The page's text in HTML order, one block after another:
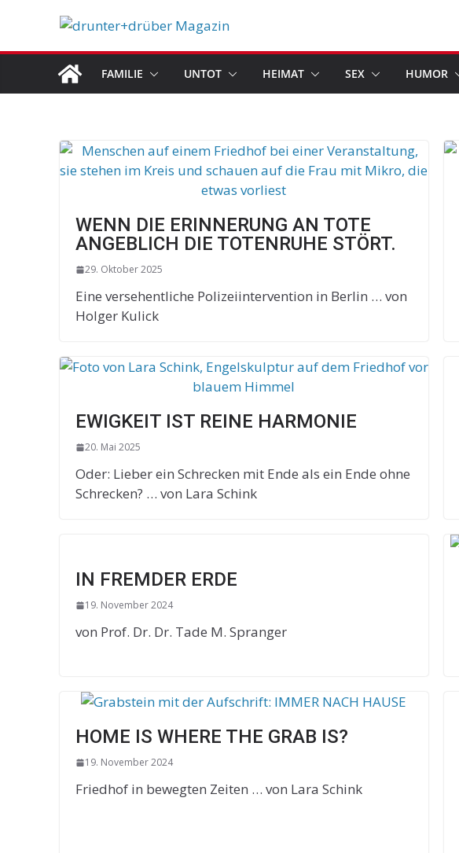
content
FAMILIE UNTOT HEIMAT SEX HUMOR
WENN DIE ERINNERUNG AN TOTE
ANGEBLICH DIE TOTENRUHE STÖRT.
29. Oktober 2025
Eine versehentliche Polizeiintervention in Berlin … von
Holger Kulick
EWIGKEIT IST REINE HARMONIE
20. Mai 2025
Oder: Lieber ein Schrecken mit Ende als ein Ende ohne
Schrecken? … von Lara Schink
IN FREMDER ERDE
19. November 2024
von Prof. Dr. Dr. Tade M. Spranger
HOME IS WHERE THE GRAB IS?
19. November 2024
Friedhof in bewegten Zeiten … von Lara Schink